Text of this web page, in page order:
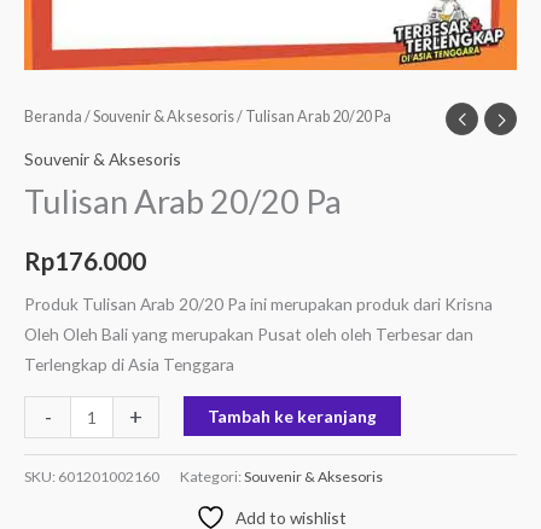
Beranda /Souvenir & Aksesoris/ Tulisan Arab 20/20 Pa
Souvenir & Aksesoris
Tulisan Arab 20/20 Pa
Rp176.000
Produk Tulisan Arab 20/20 Pa ini merupakan produk dari Krisna
Oleh Oleh Bali yang merupakan Pusat oleh oleh Terbesar dan
Terlengkap di Asia Tenggara
- + Tambah ke keranjang
SKU: 601201002160 Kategori: Souvenir & Aksesoris
Add to wishlist